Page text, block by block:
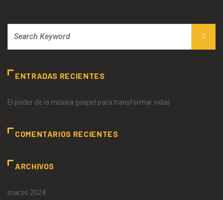
ENTRADAS RECIENTES
El poder de la música gospel para transformar vidas
COMENTARIOS RECIENTES
ARCHIVOS
marzo 2024